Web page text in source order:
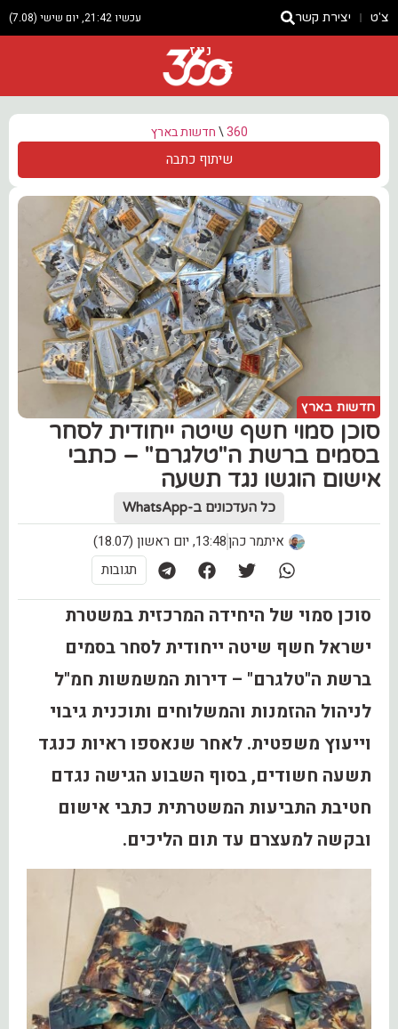
צ'ט יצירת קשר עכשיו 21:42, יום שישי (7.08)
ניוז
360
\חדשות בארץ
שיתוף כתבה
חדשות בארץ
סוכן סמוי חשף שיטה ייחודית לסחר
בסמים ברשת ה"טלגרם" – כתבי
אישום הוגשו נגד תשעה
כל העדכונים ב-WhatsApp
איתמר כהן13:48, יום ראשון (18.07)
תגובות
סוכן סמוי של היחידה המרכזית במשטרת
ישראל חשף שיטה ייחודית לסחר בסמים
ברשת ה"טלגרם" – דירות המשמשות חמ"ל
לניהול ההזמנות והמשלוחים ותוכנית גיבוי
וייעוץ משפטית. לאחר שנאספו ראיות כנגד
תשעה חשודים, בסוף השבוע הגישה נגדם
חטיבת התביעות המשטרתית כתבי אישום
ובקשה למעצרם עד תום הליכים.